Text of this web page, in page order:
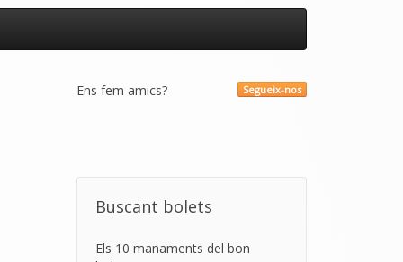
Segueix-nos
Ens fem amics?
Buscant bolets
Els 10 manaments del bon